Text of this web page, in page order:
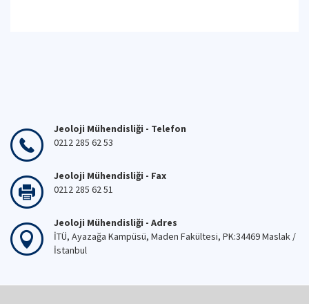
Jeoloji Mühendisliği - Telefon
0212 285 62 53
Jeoloji Mühendisliği - Fax
0212 285 62 51
Jeoloji Mühendisliği - Adres
İTÜ, Ayazağa Kampüsü, Maden Fakültesi, PK:34469 Maslak /
İstanbul